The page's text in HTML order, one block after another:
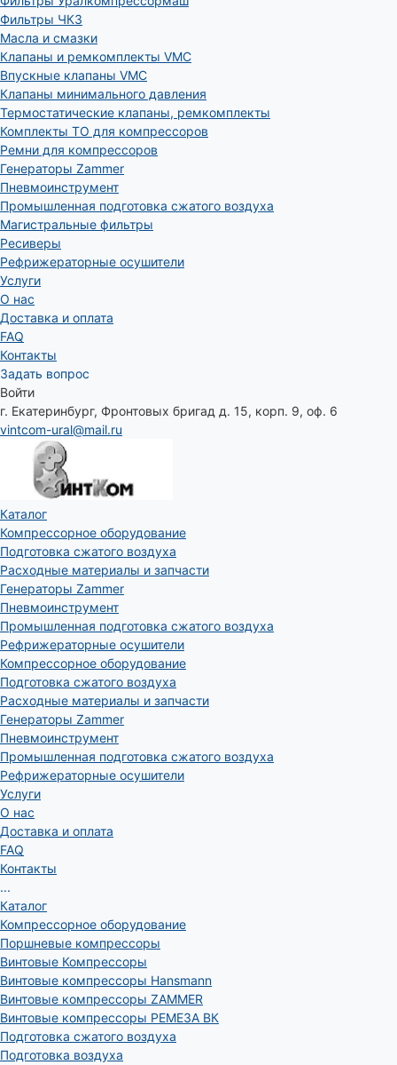
Фильтры ЧКЗ
Масла и смазки
Клапаны и ремкомплекты VMC
Впускные клапаны VMC
Клапаны минимального давления
Термостатические клапаны, ремкомплекты
Комплекты ТО для компрессоров
Ремни для компрессоров
Генераторы Zammer
Пневмоинструмент
Промышленная подготовка сжатого воздуха
Магистральные фильтры
Ресиверы
Рефрижераторные осушители
Услуги
О нас
Доставка и оплата
FAQ
Контакты
Задать вопрос
Войти
г. Екатеринбург, Фронтовых бригад д. 15, корп. 9, оф. 6
vintcom-ural@mail.ru
Каталог
Компрессорное оборудование
Подготовка сжатого воздуха
Расходные материалы и запчасти
Генераторы Zammer
Пневмоинструмент
Промышленная подготовка сжатого воздуха
Рефрижераторные осушители
Компрессорное оборудование
Подготовка сжатого воздуха
Расходные материалы и запчасти
Генераторы Zammer
Пневмоинструмент
Промышленная подготовка сжатого воздуха
Рефрижераторные осушители
Услуги
О нас
Доставка и оплата
FAQ
Контакты
...
Каталог
Компрессорное оборудование
Поршневые компрессоры
Винтовые Компрессоры
Винтовые компрессоры Hansmann
Винтовые компрессоры ZAMMER
Винтовые компрессоры РЕМЕЗА ВК
Подготовка сжатого воздуха
Подготовка воздуха